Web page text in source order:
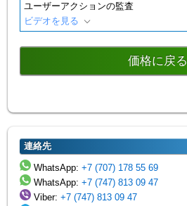
ユーザーアクションの監査
ビデオを見る
価格に戻る
連絡先
WhatsApp:+7 (707) 178 55 69
WhatsApp:+7 (747) 813 09 47
Viber:+7 (747) 813 09 47